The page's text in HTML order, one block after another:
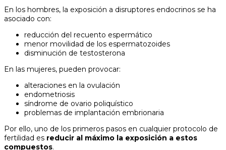
En los hombres, la exposición a disruptores endocrinos se ha
asociado con:
reducción del recuento espermático
menor movilidad de los espermatozoides
disminución de testosterona
En las mujeres, pueden provocar:
alteraciones en la ovulación
endometriosis
síndrome de ovario poliquístico
problemas de implantación embrionaria
Por ello, uno de los primeros pasos en cualquier protocolo de
fertilidad es reducir al máximo la exposición a estos
compuestos.